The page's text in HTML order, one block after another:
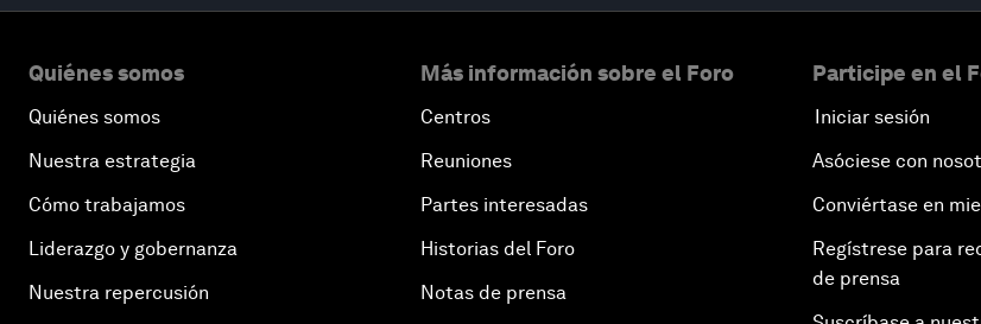
Quiénes somos
Quiénes somos
Nuestra estrategia
Cómo trabajamos
Liderazgo y gobernanza
Nuestra repercusión
Más información sobre el Foro
Centros
Reuniones
Partes interesadas
Historias del Foro
Notas de prensa
Participe en el
Iniciar sesión
Asóciese con
Conviértase en
Regístrese para
de prensa